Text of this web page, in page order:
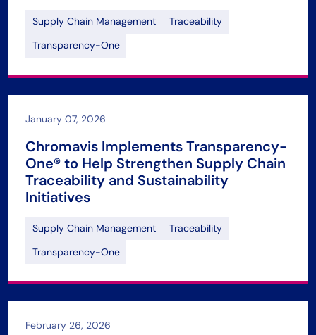
Supply Chain Management
Traceability
Transparency-One
January 07, 2026
Chromavis Implements Transparency-
One® to Help Strengthen Supply Chain
Traceability and Sustainability
Initiatives
Supply Chain Management
Traceability
Transparency-One
February 26, 2026